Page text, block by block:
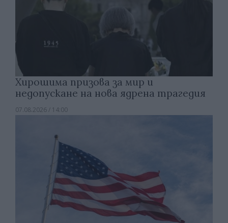
Хирошима призова за мир и
недопускане на нова ядрена трагедия
07.08.2026 / 14:00